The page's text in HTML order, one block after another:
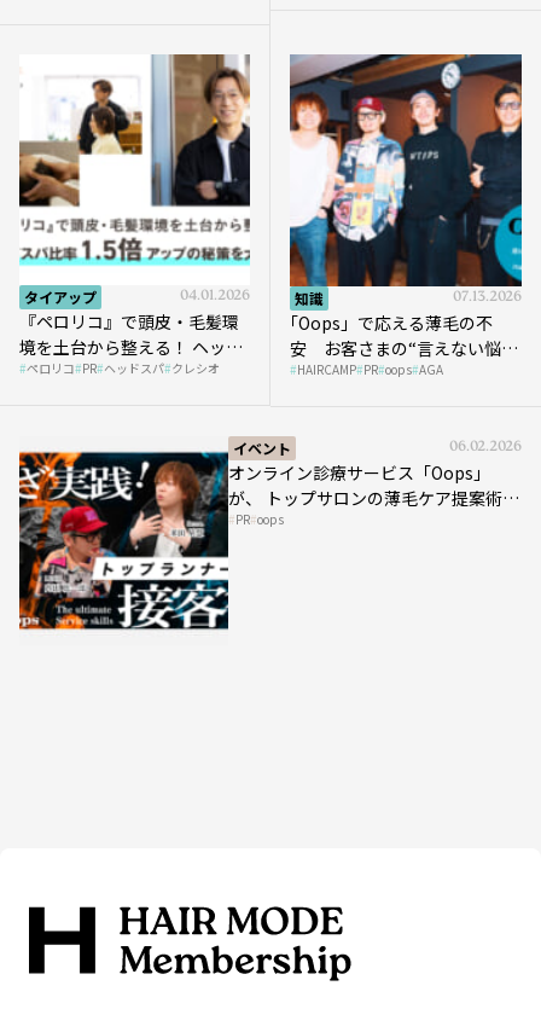
タイアップ 04.01.2026
『ペロリコ』で頭皮・毛髪環
境を土台から整える！ ヘッド
スパ比率1.5倍アップの秘策を
ペロリコ PR ヘッドスパ クレシオ
知識 07.13.2026
｢Oops」で応える薄毛の不
安 お客さまの“言えない悩
み”にどう向き合う？ ＃01
HAIRCAMP PR oops AGA
イベント 06.02.2026
オンライン診療サービス「Oops」
が、 トップサロンの薄毛ケア提案術を
HAIRCAMPで公開！
PR oops